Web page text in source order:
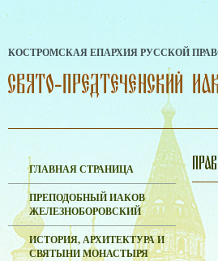
КОСТРОМСКАЯ ЕПАРХИЯ РУССКОЙ
ГЛАВНАЯ СТРАНИЦА
ПРЕПОДОБНЫЙ ИАКОВ
ЖЕЛЕЗНОБОРОВСКИЙ
ИСТОРИЯ, АРХИТЕКТУРА И
СВЯТЫНИ МОНАСТЫРЯ